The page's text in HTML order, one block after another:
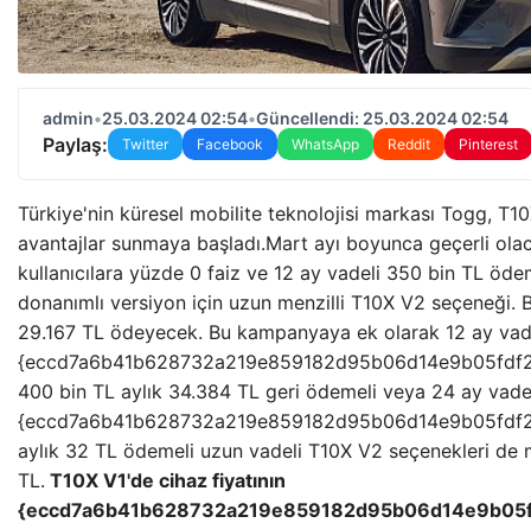
admin•25.03.2024 02:54•Güncellendi: 25.03.2024 02:54
Paylaş: Twitter Facebook WhatsApp Reddit Pinterest
Türkiye'nin küresel mobilite teknolojisi markası Togg,
avantajlar sunmaya başladı.Mart ayı boyunca geçerli
kullanıcılara yüzde 0 faiz ve 12 ay vadeli 350 bin TL
donanımlı versiyon için uzun menzilli T10X V2 seçeneği.
29.167 TL ödeyecek. Bu kampanyaya ek olarak 12 ay
400 bin TL aylık 34.384 TL geri ödemeli veya 24 ay
aylık 32 TL ödemeli uzun vadeli T10X V2 seçenekleri
TL. T10X V1'de cihaz fiyatının